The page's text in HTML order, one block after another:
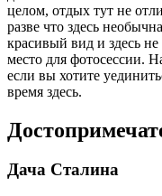
целом, отдых тут не
разве что здесь
красивый вид и здесь
место для фотосессии.
если вы хотите
время здесь.
Дача Сталина